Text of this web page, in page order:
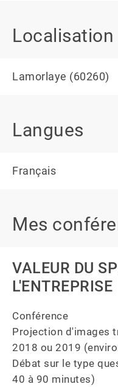
Localisation
Lamorlaye (60260)
Langues
Français
Mes
VALEUR DU
L'ENTREPRISE
Conférence
Projection d'images
2018 ou 2019
Débat sur le type
40 à 90 minutes)